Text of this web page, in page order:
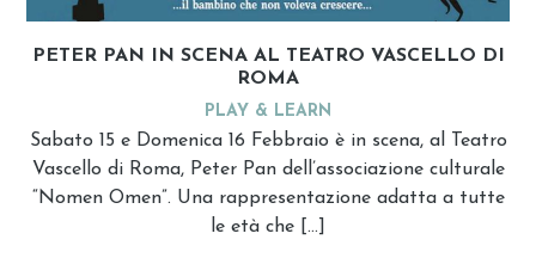
PETER PAN IN SCENA AL TEATRO VASCELLO DI
ROMA
PLAY & LEARN
Sabato 15 e Domenica 16 Febbraio è in scena, al Teatro
Vascello di Roma, Peter Pan dell’associazione culturale
“Nomen Omen”. Una rappresentazione adatta a tutte
le età che […]